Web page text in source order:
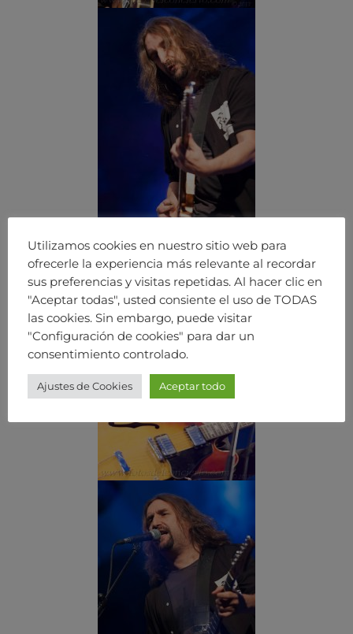
Utilizamos cookies en nuestro sitio web para
ofrecerle la experiencia más relevante al recordar
sus preferencias y visitas repetidas. Al hacer clic en
"Aceptar todas", usted consiente el uso de TODAS
las cookies. Sin embargo, puede visitar
"Configuración de cookies" para dar un
consentimiento controlado.
Ajustes de Cookies Aceptar todo